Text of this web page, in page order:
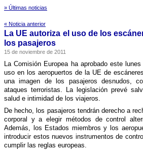
» Últimas noticias
« Noticia anterior
La UE autoriza el uso de los
los pasajeros
15 de noviembre de 2011
La Comisión Europea ha aprobado este
uso en los aeropuertos de la UE de
una imagen de los pasajeros desnudos,
ataques terroristas. La legislación prevé
salud e intimidad de los viajeros.
De hecho, los pasajeros tendrán derecho a
corporal y a elegir métodos de control
Además, los Estados miembros y los
introducir estos nuevos instrumentos de
cumplir las reglas europeas.